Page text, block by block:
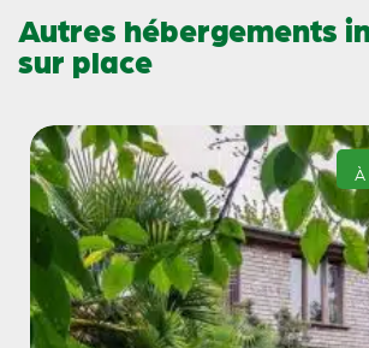
Autres hébergements
sur place
À